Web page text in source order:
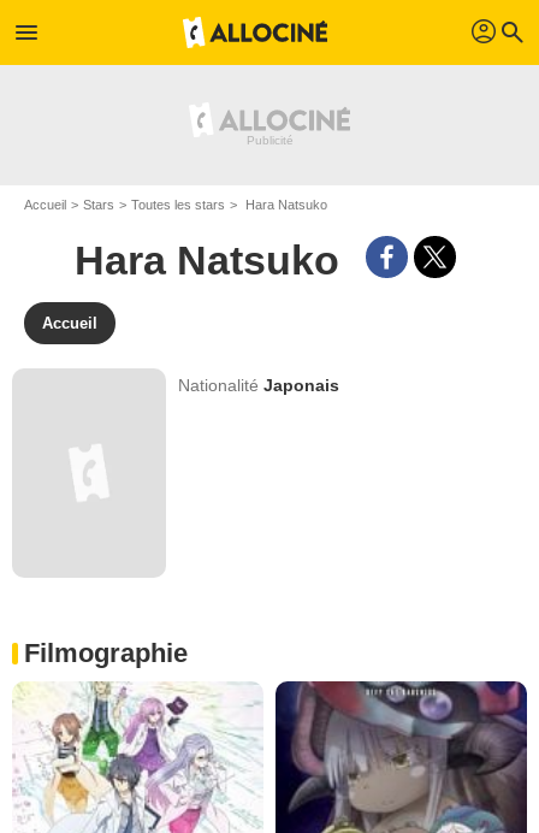
menu profil search
Accueil Stars Toutes les stars Hara Natsuko
Hara Natsuko
Accueil
NationalitéJaponais
Filmographie